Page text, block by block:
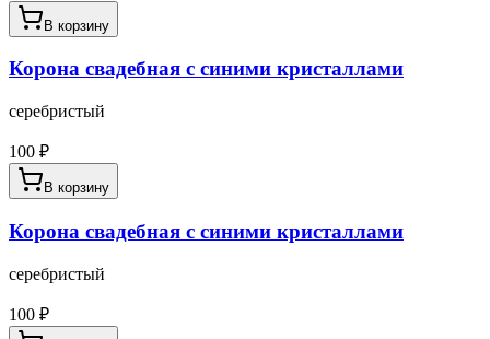
В корзину
Корона свадебная с синими кристаллами
серебристый
100 ₽
В корзину
Корона свадебная с синими кристаллами
серебристый
100 ₽